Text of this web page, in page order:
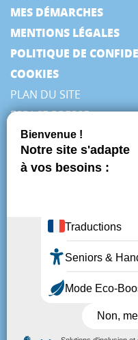
MES DÉMARCHES
MENTIONS LÉGALES
POLITIQUE DE
COOKIES
PLAN DU SITE
ESPACE PRESSE